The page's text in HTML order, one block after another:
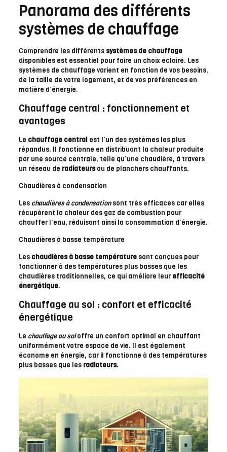
Panorama des différents
systèmes de chauffage
Comprendre les différents systèmes de chauffage
disponibles est essentiel pour faire un choix éclairé. Les
systèmes de chauffage varient en fonction de vos besoins,
de la taille de votre logement, et de vos préférences en
matière d’énergie.
Chauffage central : fonctionnement et
avantages
Le chauffage centralest l’un des systèmes les plus
répandus. Il fonctionne en distribuant la chaleur produite
par une source centrale, telle qu’une chaudière, à travers
un réseau de radiateursou de planchers chauffants.
Chaudières à condensation
Les chaudières à condensationsont très efficaces car elles
récupèrent la chaleur des gaz de combustion pour
chauffer l’eau, réduisant ainsi la consommation d’énergie.
Chaudières à basse température
Les chaudières à basse températuresont conçues pour
fonctionner à des températures plus basses que les
chaudières traditionnelles, ce qui améliore leur efficacité
énergétique.
Chauffage au sol : confort et efficacité
énergétique
Le chauffage au soloffre un confort optimal en chauffant
uniformément votre espace de vie. Il est également
économe en énergie, car il fonctionne à des températures
plus basses que les radiateurs.